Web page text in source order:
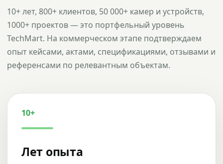
10+ лет, 800+ клиентов, 50 000+ камер и устройств,
1000+ проектов — это портфельный уровень
TechMart. На коммерческом этапе подтверждаем
опыт кейсами, актами, спецификациями, отзывами и
референсами по релевантным объектам.
10+
Лет опыта